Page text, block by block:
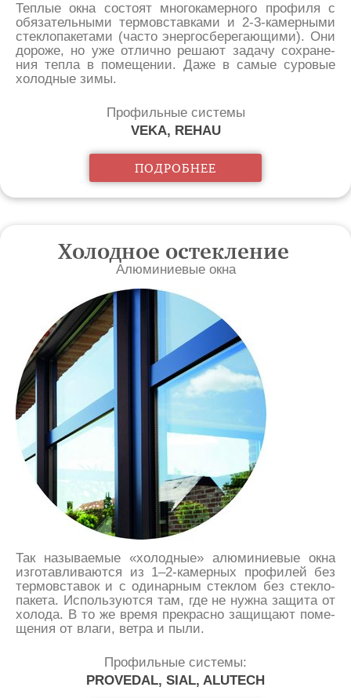
Теп­лые ок­на со­сто­ят мно­го­ка­мер­но­го про­фи­ля с
обя­за­тель­ны­ми тер­мов­став­ка­ми и 2-3-ка­мер­ны­ми
стек­ло­па­ке­та­ми (час­то энер­го­с­бе­ре­га­ю­щи­ми). Они
до­ро­же, но уже от­лич­но ре­ша­ют за­да­чу со­хра­не­
ния теп­ла в по­ме­ще­нии. Да­же в са­мые су­ро­вые
хо­лод­ные зи­мы.
Профильные системы
VEKA, REHAU
ПОДРОБНЕЕ
Холодное остекление
Алюминиевые окна
Так на­зы­ва­е­мые «хо­лод­ные» алю­ми­ни­е­вые ок­на
из­го­тав­ли­ва­ют­ся из 1–2-ка­мер­ных про­фи­лей без
тер­мов­ста­вок и с оди­нар­ным стек­лом без стек­ло­
па­ке­та. Ис­поль­зу­ют­ся там, где не нуж­на за­щи­та от
хо­ло­да. В то же вре­мя пре­крас­но за­щи­ща­ют по­ме­
ще­ния от вла­ги, вет­ра и пы­ли.
Профильные системы:
PROVEDAL, SIAL, ALUTECH